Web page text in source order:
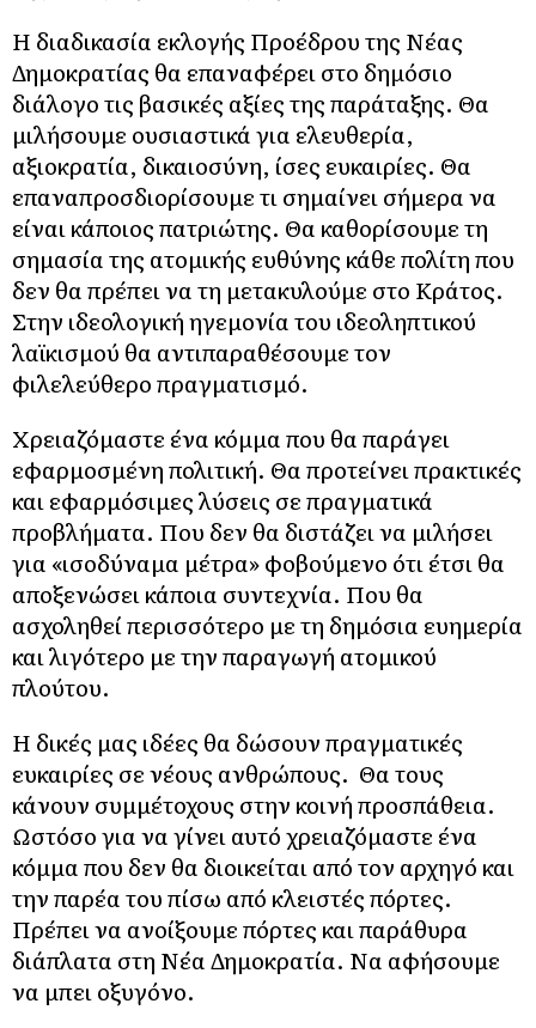
Η διαδικασία εκλογής Προέδρου της Νέας
Δημοκρατίας θα επαναφέρει στο δημόσιο
διάλογο τις βασικές αξίες της παράταξης. Θα
μιλήσουμε ουσιαστικά για ελευθερία,
αξιοκρατία, δικαιοσύνη, ίσες ευκαιρίες. Θα
επαναπροσδιορίσουμε τι σημαίνει σήμερα να
είναι κάποιος πατριώτης. Θα καθορίσουμε τη
σημασία της ατομικής ευθύνης κάθε πολίτη που
δεν θα πρέπει να τη μετακυλούμε στο Κράτος.
Στην ιδεολογική ηγεμονία του ιδεοληπτικού
λαϊκισμού θα αντιπαραθέσουμε τον
φιλελεύθερο πραγματισμό.
Χρειαζόμαστε ένα κόμμα που θα παράγει
εφαρμοσμένη πολιτική. Θα προτείνει πρακτικές
και εφαρμόσιμες λύσεις σε πραγματικά
προβλήματα. Που δεν θα διστάζει να μιλήσει
για «ισοδύναμα μέτρα» φοβούμενο ότι έτσι θα
αποξενώσει κάποια συντεχνία. Που θα
ασχοληθεί περισσότερο με τη δημόσια ευημερία
και λιγότερο με την παραγωγή ατομικού
πλούτου.
Η δικές μας ιδέες θα δώσουν πραγματικές
ευκαιρίες σε νέους ανθρώπους. Θα τους
κάνουν συμμέτοχους στην κοινή προσπάθεια.
Ωστόσο για να γίνει αυτό χρειαζόμαστε ένα
κόμμα που δεν θα διοικείται από τον αρχηγό και
την παρέα του πίσω από κλειστές πόρτες.
Πρέπει να ανοίξουμε πόρτες και παράθυρα
διάπλατα στη Νέα Δημοκρατία. Να αφήσουμε
να μπει οξυγόνο.